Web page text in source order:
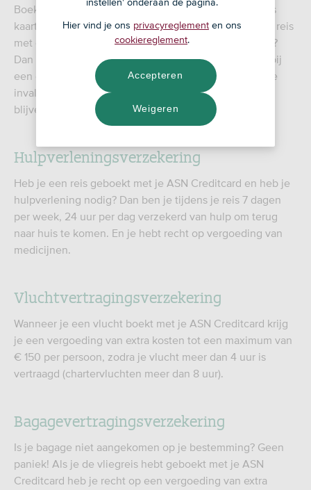
Boek je een reis met je ASN Creditcard, dan ben je als
kaarthouder verzekerd en krijg je een ongeval bij een reis
met openbaar vervoer per boot, bus, trein of vliegtuig?
Dan heb je recht op een vergoeding. De vergoeding bij
een ongeval op reis is maximaal € 42.750 bij blijvende
invaliditeit, tot maximaal € 149.675 als de graad van
blijvende invaliditeit hoger is dan 25%.
Hulpverleningsverzekering
Heb je een reis geboekt met je ASN Creditcard en heb je
hulpverlening nodig? Dan ben je tijdens je reis 7 dagen
per week, 24 uur per dag verzekerd van hulp om terug
naar huis te komen. En je hebt recht op vergoeding van
medicijnen.
Vluchtvertragingsverzekering
Wanneer je een vlucht boekt met je ASN Creditcard krijg
je een vergoeding van extra kosten tot een maximum van
€ 150 per persoon, zodra je vlucht meer dan 4 uur is
vertraagd (chartervluchten meer dan 8 uur).
Bagagevertragingsverzekering
Is je bagage niet aangekomen op je bestemming? Geen
paniek! Als je de vliegreis hebt geboekt met je ASN
Creditcard heb je recht op een vergoeding van extra
instellen' onderaan de pagina.
Hier vind je ons privacyreglement en ons
cookiereglement.
Weigeren
Accepteren